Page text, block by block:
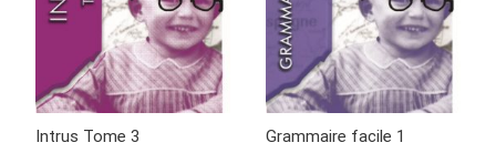
Intrus Tome 3 Grammaire facile 1